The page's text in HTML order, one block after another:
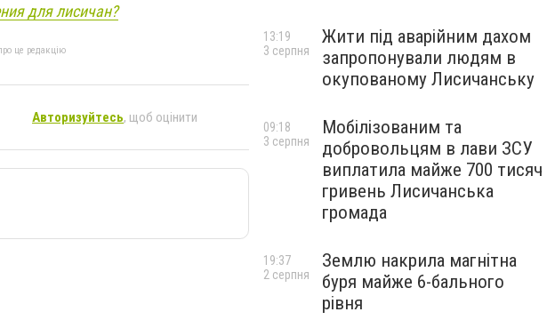
для лисичан?
це редакцію
Авторизуйтесь, щоб оцінити
Жити під аварійним дахом
запропонували людям в
окупованому Лисичанську
13:19
3 серпня
Мобілізованим та
добровольцям в лави ЗСУ
виплатила майже 700 тисяч
гривень Лисичанська
громада
09:18
3 серпня
Землю накрила магнітна
буря майже 6-бального
рівня
19:37
2 серпня